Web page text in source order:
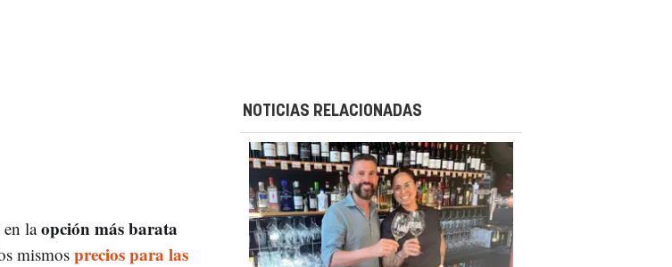
en laopción más barata
mismos precios para las
NOTICIAS RELACIONADAS